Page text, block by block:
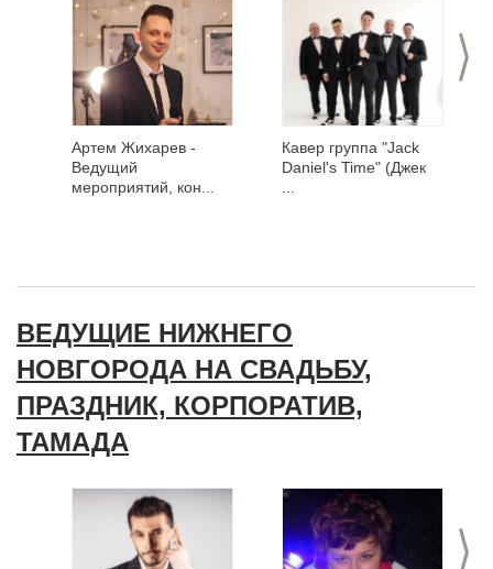
>
Артем Жихарев -
Ведущий
мероприятий, кон...
Кавер группа "Jack
Daniel's Time" (Джек
ВЕДУЩИЕ НИЖНЕГО
НОВГОРОДА НА СВАДЬБУ,
ПРАЗДНИК, КОРПОРАТИВ,
ТАМАДА
>